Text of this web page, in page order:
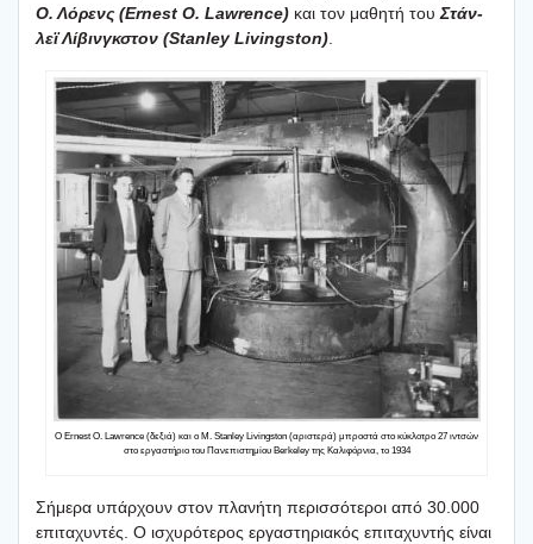
Ο. Λόρενς (Ernest O. Lawrence) και τον μαθη­τή τουΣτάν­
λεϊ Λίβιν­γκ­στον (Stanley Livingston).
Ο Ernest O. Lawrence (δεξιά) και ο M. Stanley Livingston (αρι­στε­ρά) μπρο­στά στο κύκλο­τρο 27 ιντσών
στο εργα­στή­ριο του Πανε­πι­στη­μί­ου Berkeley της Καλι­φόρ­νια, το 1934
Σήμε­ρα υπάρ­χουν στον πλα­νή­τη περισ­σό­τε­ροι από 30.000
επι­τα­χυ­ντές. Ο ισχυ­ρό­τε­ρος εργα­στη­ρια­κός επι­τα­χυ­ντής είναι